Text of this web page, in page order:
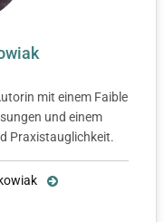
mit einem Faible
und einem
Praxistauglichkeit.